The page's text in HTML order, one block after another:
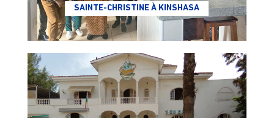
SAINTE-CHRISTINE À KINSHASA